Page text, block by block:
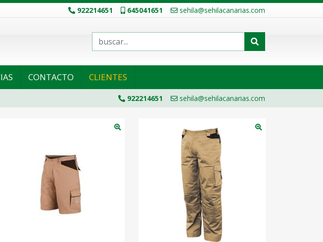
922214651 645041651 sehila@sehilacanarias.com
CONTACTO CLIENTES
922214651 sehila@sehilacanarias.com